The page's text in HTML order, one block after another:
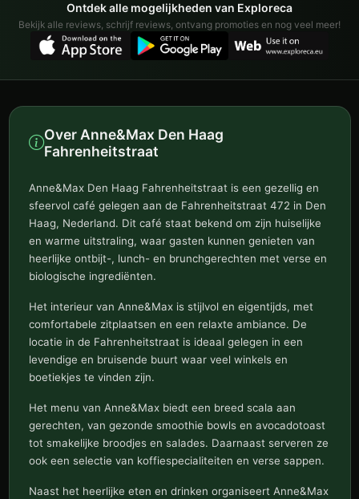
Ontdek alle mogelijkheden van Exploreca
Bekijk alle reviews, schrijf reviews, ontvang promoties en nog veel meer!
Over Anne&Max Den Haag
Fahrenheitstraat
Anne&Max Den Haag Fahrenheitstraat is een gezellig en
sfeervol café gelegen aan de Fahrenheitstraat 472 in Den
Haag, Nederland. Dit café staat bekend om zijn huiselijke
en warme uitstraling, waar gasten kunnen genieten van
heerlijke ontbijt-, lunch- en brunchgerechten met verse en
biologische ingrediënten.
Het interieur van Anne&Max is stijlvol en eigentijds, met
comfortabele zitplaatsen en een relaxte ambiance. De
locatie in de Fahrenheitstraat is ideaal gelegen in een
levendige en bruisende buurt waar veel winkels en
boetiekjes te vinden zijn.
Het menu van Anne&Max biedt een breed scala aan
gerechten, van gezonde smoothie bowls en avocadotoast
tot smakelijke broodjes en salades. Daarnaast serveren ze
ook een selectie van koffiespecialiteiten en verse sappen.
Naast het heerlijke eten en drinken organiseert Anne&Max